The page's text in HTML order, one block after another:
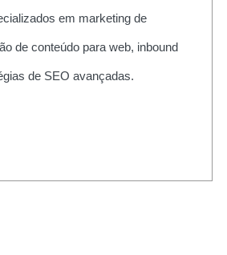
em marketing de
de conteúdo para web, inbound
de SEO avançadas.